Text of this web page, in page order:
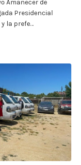
Amanecer de
Presidencial
la prefe…